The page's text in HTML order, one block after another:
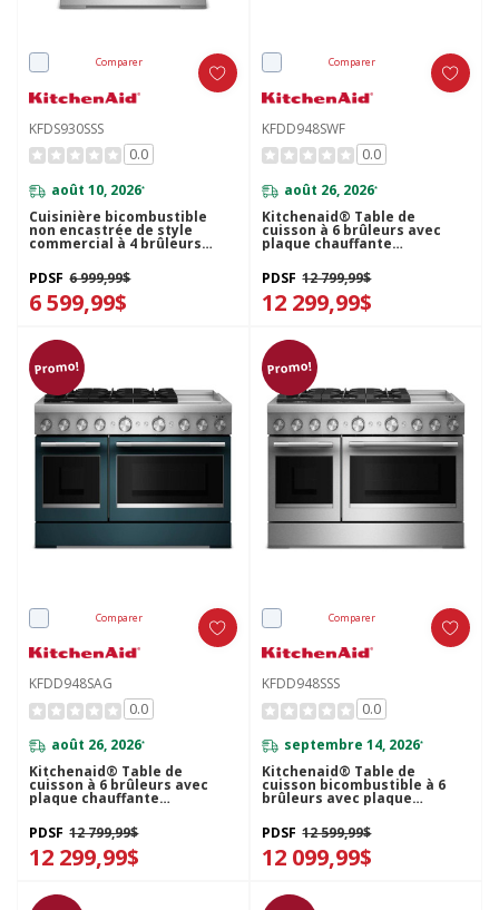
Comparer
KFDS930SSS
0.0
août 10, 2026*
Cuisinière bicombustible
non encastrée de style
commercial à 4 brûleurs
KitchenAid® - 30 po
KFDS930SSS
PDSF 6 999,99$
6 599,99$
Comparer
KFDD948SWF
0.0
août 26, 2026*
Kitchenaid® Table de
cuisson à 6 brûleurs avec
plaque chauffante
bicombustible de 48 po
KFDD948SWF
PDSF 12 799,99$
12 299,99$
Promo!
Comparer
KFDD948SAG
0.0
août 26, 2026*
Kitchenaid® Table de
cuisson à 6 brûleurs avec
plaque chauffante
bicombustible de 48 po
KFDD948SAG
PDSF 12 799,99$
12 299,99$
Promo!
Comparer
KFDD948SSS
0.0
septembre 14, 2026*
Kitchenaid® Table de
cuisson bicombustible à 6
brûleurs avec plaque
chauffante de 48 po
KFDD948SSS
PDSF 12 599,99$
12 099,99$